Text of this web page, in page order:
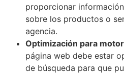
proporcionar
sobre los productos o
agencia.
Optimización para
página web debe estar
de búsqueda para que